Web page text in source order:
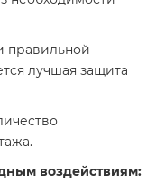
правильной
лучшая защита
воздействиям: